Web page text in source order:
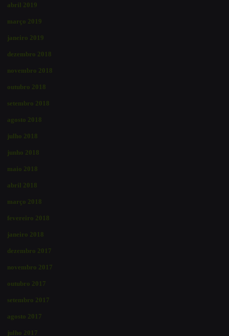
abril 2019
março 2019
janeiro 2019
dezembro 2018
novembro 2018
outubro 2018
setembro 2018
agosto 2018
julho 2018
junho 2018
maio 2018
abril 2018
março 2018
fevereiro 2018
janeiro 2018
dezembro 2017
novembro 2017
outubro 2017
setembro 2017
agosto 2017
julho 2017